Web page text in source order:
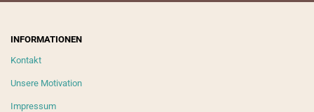
INFORMATIONEN
Kontakt
Unsere Motivation
Impressum